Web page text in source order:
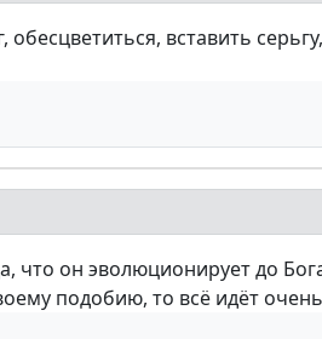
вставить
что он эволюционирует до
подобию, то всё идёт